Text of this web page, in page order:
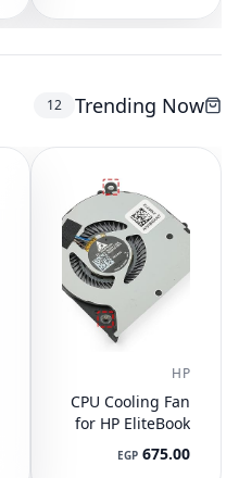
DC05V 0.50A
Trending Now
12
HP
CPU Cooling Fan
for HP EliteBook
745 G3 G4, 840
G3 G4, 848 G3
675.00
EGP